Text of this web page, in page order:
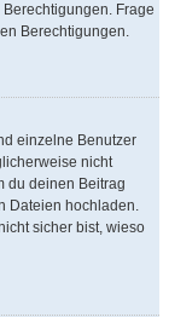
Frage
Berechtigungen.
einzelne Benutzer
nicht
du deinen Beitrag
Dateien hochladen.
sicher bist, wieso